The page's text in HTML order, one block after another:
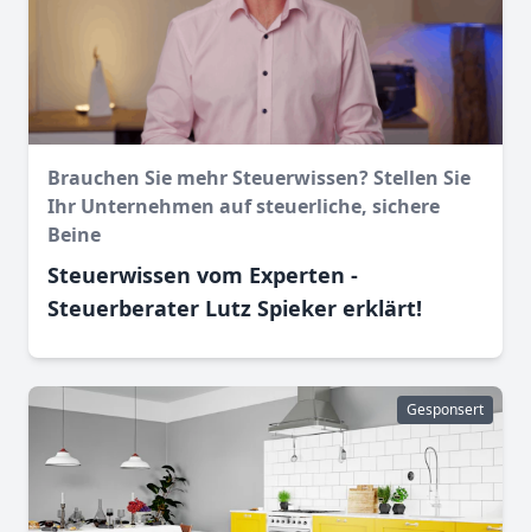
Brauchen Sie mehr Steuerwissen? Stellen Sie
Ihr Unternehmen auf steuerliche, sichere
Beine
Steuerwissen vom Experten -
Steuerberater Lutz Spieker erklärt!
Gesponsert